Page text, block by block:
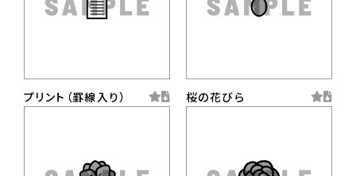
プリント（罫線入り） 桜の花びら